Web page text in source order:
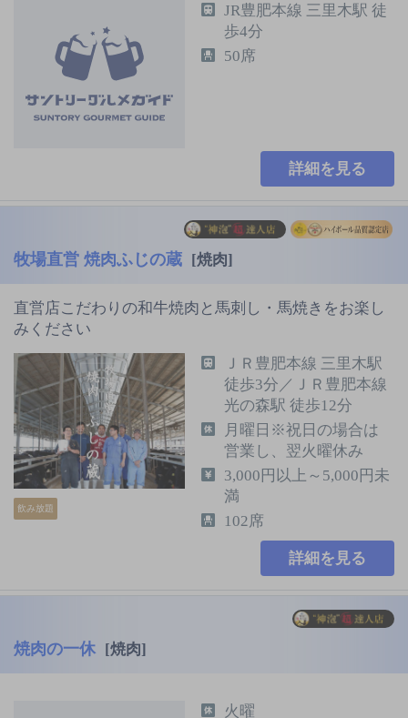
JR豊肥本線 三里木駅 徒
歩4分
50席
詳細を見る
牧場直営 焼肉ふじの蔵 [焼肉]
直営店こだわりの和牛焼肉と馬刺し・馬焼きをお楽し
みください
飲み放題
ＪＲ豊肥本線 三里木駅
徒歩3分／ＪＲ豊肥本線
光の森駅 徒歩12分
月曜日※祝日の場合は
営業し、翌火曜休み
3,000円以上～5,000円未
満
102席
詳細を見る
焼肉の一休 [焼肉]
火曜